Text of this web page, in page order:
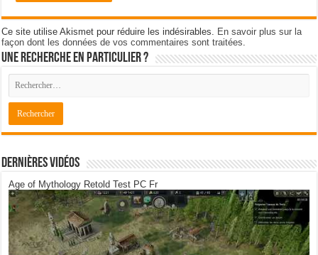
Ce site utilise Akismet pour réduire les indésirables. En savoir plus sur la
façon dont les données de vos commentaires sont traitées.
Une recherche en particulier ?
Dernières Vidéos
Age of Mythology Retold Test PC Fr